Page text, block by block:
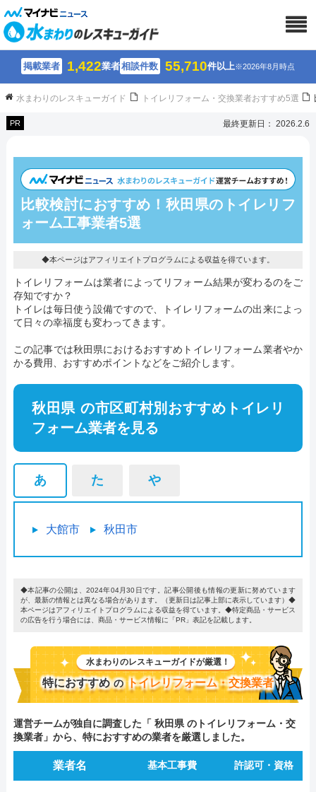
掲載業者 1,422業者相談件数 55,710件以上※2026年8月時点
水まわりのレスキューガイド トイレリフォーム・交換業者おすすめ5選
PR 最終更新日： 2026.2.6
比較検討におすすめ！秋田県のトイレリフ
ォーム工事業者5選
◆本ページはアフィリエイトプログラムによる収益を得ています。
トイレリフォームは業者によってリフォーム結果が変わるのをご
存知ですか？
トイレは毎日使う設備ですので、トイレリフォームの出来によっ
て日々の幸福度も変わってきます。
この記事では秋田県におけるおすすめトイレリフォーム業者やか
かる費用、おすすめポイントなどをご紹介します。
秋田県 の市区町村別おすすめトイレリ
フォーム業者を見る
あ た や
大館市 秋田市
◆本記事の公開は、2024年04月30日です。記事公開後も情報の更新に努めています
が、最新の情報とは異なる場合があります。（更新日は記事上部に表示しています）◆
本ページはアフィリエイトプログラムによる収益を得ています。◆特定商品・サービス
の広告を行う場合には、商品・サービス情報に「PR」表記を記載します。
水まわりのレスキューガイドが厳選！
特におすすめ の トイレリフォーム・交換業者
運営チームが独自に調査した「 秋田県 のトイレリフォーム・交
換業者」から、特におすすめの業者を厳選しました。
業者名 基本工事費 許認可・資格